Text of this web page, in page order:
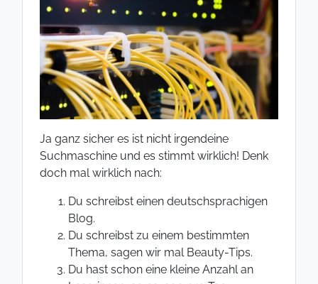
Ja ganz sicher es ist nicht irgendeine
Suchmaschine und es stimmt wirklich! Denk
doch mal wirklich nach:
Du schreibst einen deutschsprachigen
Blog.
Du schreibst zu einem bestimmten
Thema, sagen wir mal Beauty-Tips.
Du hast schon eine kleine Anzahl an